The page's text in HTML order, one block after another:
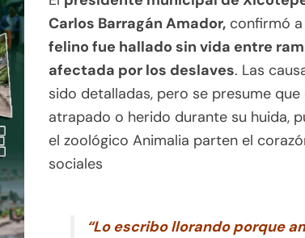
Carlos Barragán Amador, confirmó
felino fue hallado sin vida entre
afectada por los deslaves. Las
sido detalladas, pero se presume
atrapado o herido durante su huida,
el zoológico Animalia parten el
sociales
“Lo escribo llorando porque